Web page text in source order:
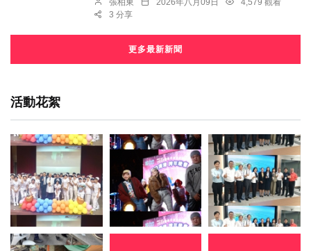
張柏東 2026年八月09日
4,579 觀看
3 分享
更多最新新聞
活動花絮